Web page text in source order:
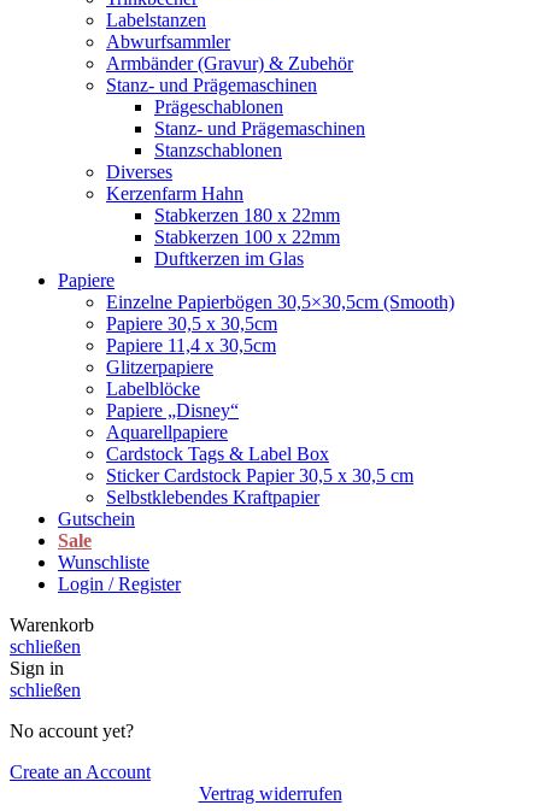
Labelstanzen
Abwurfsammler
Armbänder (Gravur) & Zubehör
Stanz- und Prägemaschinen
Prägeschablonen
Stanz- und Prägemaschinen
Stanzschablonen
Diverses
Kerzenfarm Hahn
Stabkerzen 180 x 22mm
Stabkerzen 100 x 22mm
Duftkerzen im Glas
Papiere
Einzelne Papierbögen 30,5×30,5cm (Smooth)
Papiere 30,5 x 30,5cm
Papiere 11,4 x 30,5cm
Glitzerpapiere
Labelblöcke
Papiere „Disney“
Aquarellpapiere
Cardstock Tags & Label Box
Sticker Cardstock Papier 30,5 x 30,5 cm
Selbstklebendes Kraftpapier
Gutschein
Sale
Wunschliste
Login / Register
Warenkorb
schließen
Sign in
schließen
No account yet?
Create an Account
Vertrag widerrufen